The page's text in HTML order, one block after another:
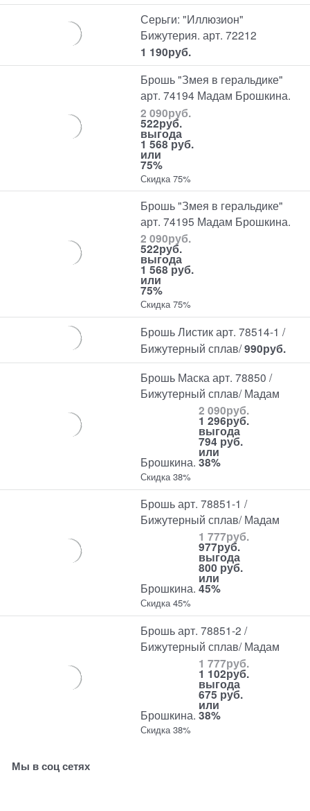
Серьги: "Иллюзион"
Бижутерия. арт. 72212
1 190руб.
Брошь "Змея в геральдике"
арт. 74194 Мадам Брошкина.
2 090руб.
522руб.
выгода
1 568 руб.
или
75%
Скидка 75%
Брошь "Змея в геральдике"
арт. 74195 Мадам Брошкина.
2 090руб.
522руб.
выгода
1 568 руб.
или
75%
Скидка 75%
Брошь Листик арт. 78514-1 /
Бижутерный сплав/990руб.
Брошь Маска арт. 78850 /
Бижутерный сплав/ Мадам
Брошкина.
2 090руб.
1 296руб.
выгода
794 руб.
или
38%
Скидка 38%
Брошь арт. 78851-1 /
Бижутерный сплав/ Мадам
Брошкина.
1 777руб.
977руб.
выгода
800 руб.
или
45%
Скидка 45%
Брошь арт. 78851-2 /
Бижутерный сплав/ Мадам
Брошкина.
1 777руб.
1 102руб.
выгода
675 руб.
или
38%
Скидка 38%
Мы в соц сетях